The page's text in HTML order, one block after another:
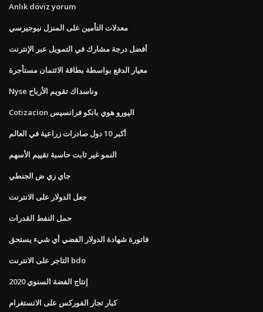
Anlık döviz yorum
معدلات التأمين على المنزل نيوجيرسي
أفضل درجة مشارك في التمويل عبر الإنترنت
معيار الدفع بواسطة بطاقة الائتمان مستأجرة
Nyse وناسداك تقويم الأرباح
Cotizacion اليورو هوي بانكو فرانسيس
أكبر 10 دول صادرات زراعية في العالم
النمو غير ثابت حاسبة تقييم الأسهم
جاي زي ض الجنطي
جعل الدولار على الانترنت
حمل النفط القدرات
فاتورة شهادة الدولار الفضي أي شيء يستحق
التاجر على الانترنت bdo
إنتاج الفضة السنوي 2020
كبار تجار الفوركس على الانستغرام